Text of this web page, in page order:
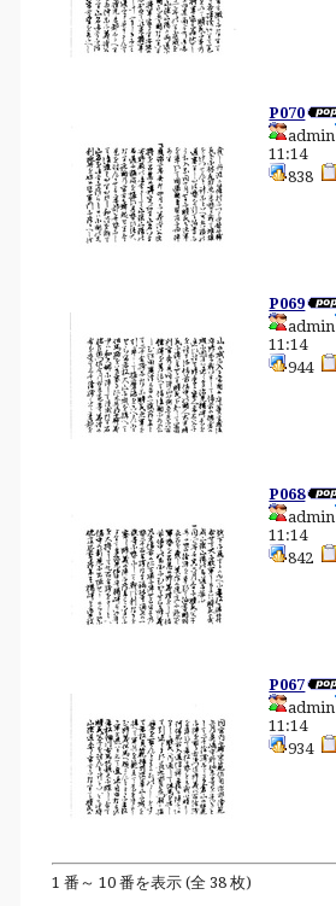
P070
admin
11:14
838
P069
admin
11:14
944
P068
admin
11:14
842
P067
admin
11:14
934
1 番～ 10 番を表示 (全 38 枚)